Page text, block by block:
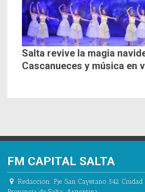
Salta revive la magia
Cascanueces y música en
FM CAPITAL SALTA
Redacción: Pje. San Cayetano 542. Ciudad